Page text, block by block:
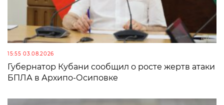
15:55 03.08.2026
Губернатор Кубани сообщил о росте жертв атаки
БПЛА в Архипо-Осиповке